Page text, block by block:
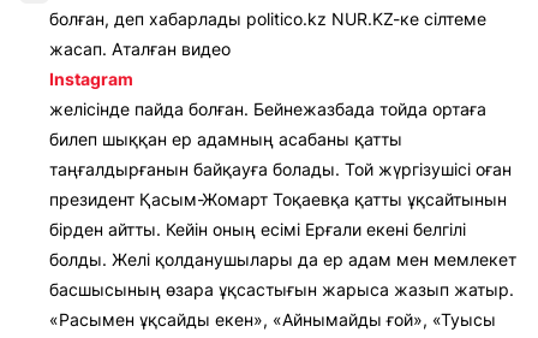
болған, деп хабарлады politico.kz NUR.KZ-ке сілтеме
жасап. Аталған видео
Instagram
желісінде пайда болған. Бейнежазбада тойда ортаға
билеп шыққан ер адамның асабаны қатты
таңғалдырғанын байқауға болады. Той жүргізушісі оған
президент Қасым-Жомарт Тоқаевқа қатты ұқсайтынын
бірден айтты. Кейін оның есімі Ерғали екені белгілі
болды. Желі қолданушылары да ер адам мен мемлекет
басшысының өзара ұқсастығын жарыса жазып жатыр.
«Расымен ұқсайды екен», «Айнымайды ғой», «Туысы